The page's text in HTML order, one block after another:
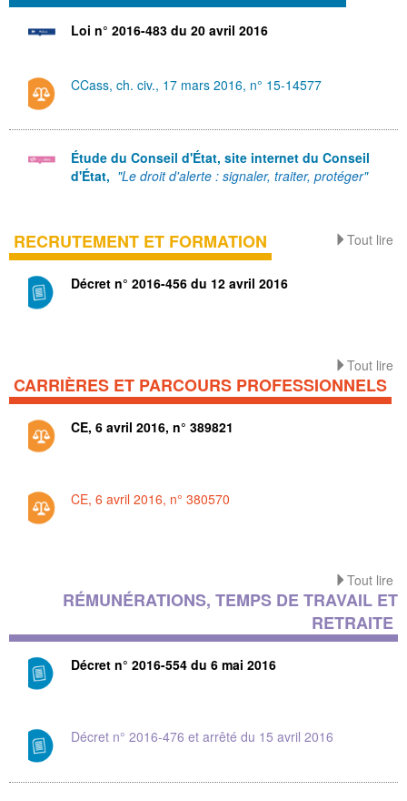
Loi n° 2016-483 du 20 avril 2016
CCass, ch. civ., 17 mars 2016, n° 15-14577
Étude du Conseil d'État, site internet du Conseil
d'État, "Le droit d'alerte : signaler, traiter, protéger"
Tout lire
RECRUTEMENT ET FORMATION
Décret n° 2016-456 du 12 avril 2016
Tout lire
CARRIÈRES ET PARCOURS PROFESSIONNELS
CE, 6 avril 2016, n° 389821
CE, 6 avril 2016, n° 380570
Tout lire
RÉMUNÉRATIONS, TEMPS DE TRAVAIL ET
RETRAITE
Décret n° 2016-554 du 6 mai 2016
Décret n° 2016-476 et arrêté du 15 avril 2016